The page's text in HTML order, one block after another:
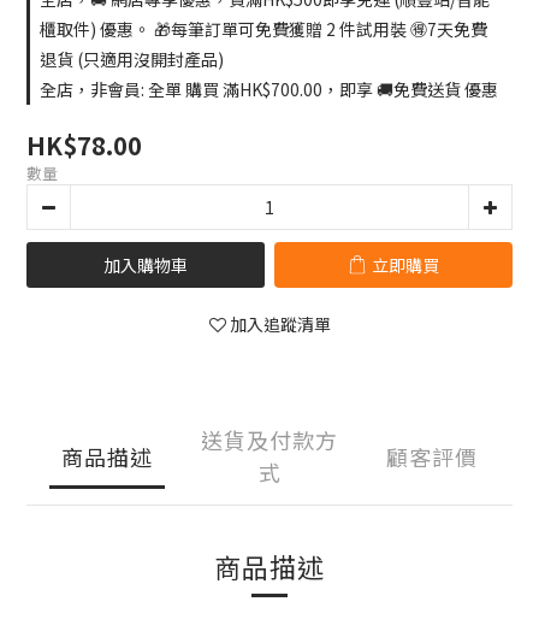
櫃取件) 優惠。 🎁每筆訂單可免費獲贈 2 件試用裝 🉐7天免費
退貨 (只適用沒開封產品)
全店，非會員: 全單 購買 滿HK$700.00，即享 🚚免費送貨 優惠
HK$78.00
數量
加入購物車 立即購買
加入追蹤清單
商品描述
送貨及付款方
式
顧客評價
商品描述